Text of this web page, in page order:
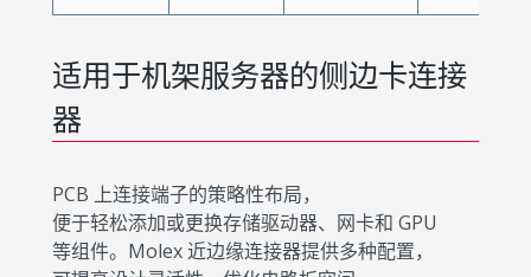
适用于机架服务器的侧边卡连接
器
PCB 上连接端子的策略性布局，
便于轻松添加或更换存储驱动器、网卡和 GPU
等组件。Molex 近边缘连接器提供多种配置，